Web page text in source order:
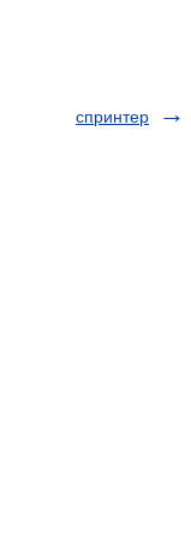
спринтер